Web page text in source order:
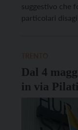
suggestivo che
particolari
Dal 4
in via